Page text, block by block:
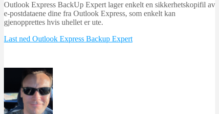
Outlook Express BackUp Expert lager enkelt en sikkerhetskopifil av
e-postdataene dine fra Outlook Express, som enkelt kan
gjenopprettes hvis uhellet er ute.
Last ned Outlook Express Backup Expert